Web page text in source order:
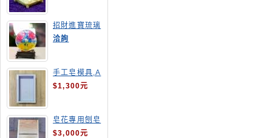
招財進寶琉璃
手工皂
洽詢
手工皂模具,A
4渲染盤
$1,300元
皂花專用刨皂
器
$3,000元